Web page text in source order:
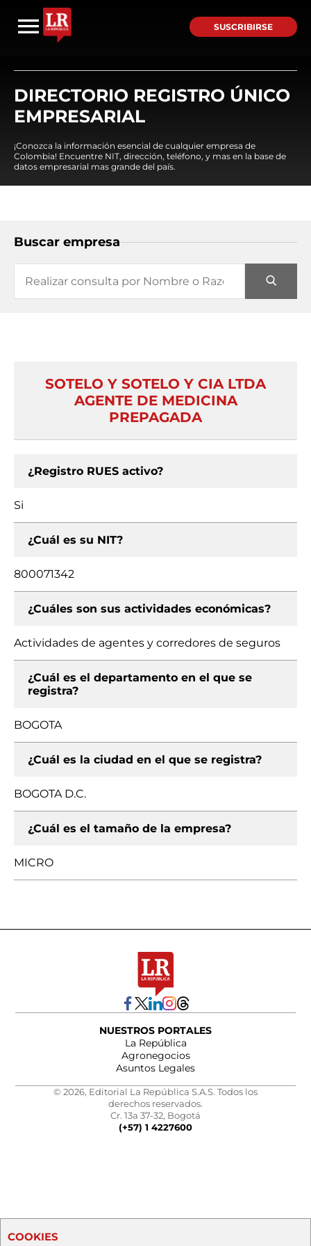
SUSCRIBIRSE
DIRECTORIO REGISTRO ÚNICO
EMPRESARIAL
¡Conozca la información esencial de cualquier empresa de
Colombia! Encuentre NIT, dirección, teléfono, y mas en la base de
datos empresarial mas grande del país.
Buscar empresa
SOTELO Y SOTELO Y CIA LTDA
AGENTE DE MEDICINA
PREPAGADA
¿Registro RUES activo?
Si
¿Cuál es su NIT?
800071342
¿Cuáles son sus actividades económicas?
Actividades de agentes y corredores de seguros
¿Cuál es el departamento en el que se
registra?
BOGOTA
¿Cuál es la ciudad en el que se registra?
BOGOTA D.C.
¿Cuál es el tamaño de la empresa?
MICRO
NUESTROS PORTALES
La República
Agronegocios
Asuntos Legales
© 2026, Editorial La República S.A.S. Todos los
derechos reservados.
Cr. 13a 37-32, Bogotá
(+57) 1 4227600
COOKIES